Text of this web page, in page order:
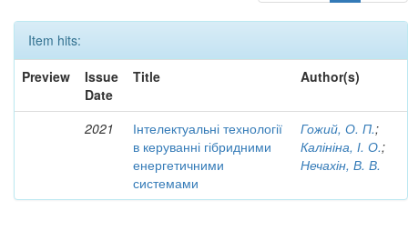
Item hits:
Preview
Issue
Date
Title Author(s)
2021
Інтелектуальні технології
в керуванні гібридними
енергетичними
системами
Гожий, О. П.;
Калініна, І. О.;
Нечахін, В. В.